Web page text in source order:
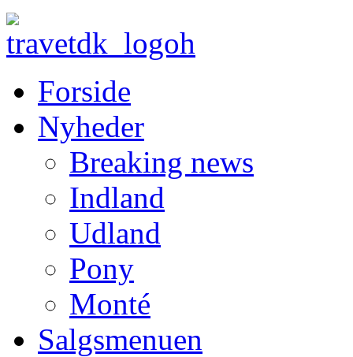
Forside
Nyheder
Breaking news
Indland
Udland
Pony
Monté
Salgsmenuen